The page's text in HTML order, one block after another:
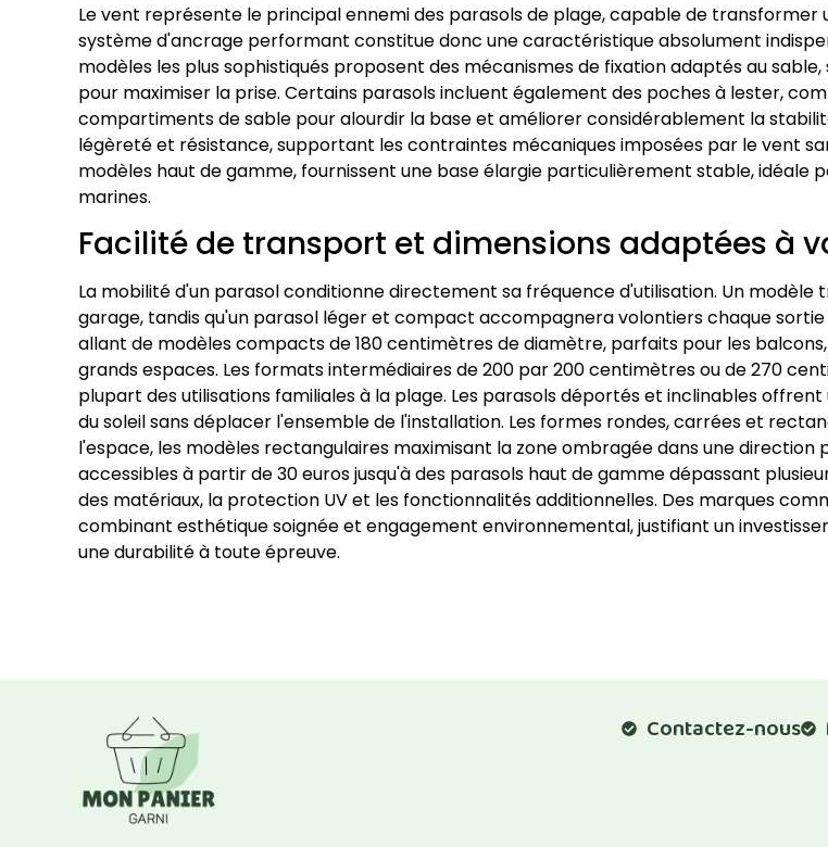
Le vent représente le principal ennemi des parasols de plage, capable de transformer
système d'ancrage performant constitue donc une caractéristique absolument
modèles les plus sophistiqués proposent des mécanismes de fixation adaptés au
pour maximiser la prise. Certains parasols incluent également des poches à lester,
compartiments de sable pour alourdir la base et améliorer considérablement la
légèreté et résistance, supportant les contraintes mécaniques imposées par le vent
modèles haut de gamme, fournissent une base élargie particulièrement stable, idéale
marines.
Facilité de transport et dimensions adaptées à
La mobilité d'un parasol conditionne directement sa fréquence d'utilisation. Un
garage, tandis qu'un parasol léger et compact accompagnera volontiers chaque
allant de modèles compacts de 180 centimètres de diamètre, parfaits pour les
grands espaces. Les formats intermédiaires de 200 par 200 centimètres ou de 270
plupart des utilisations familiales à la plage. Les parasols déportés et inclinables
du soleil sans déplacer l'ensemble de l'installation. Les formes rondes, carrées et
l'espace, les modèles rectangulaires maximisant la zone ombragée dans une
accessibles à partir de 30 euros jusqu'à des parasols haut de gamme dépassant
des matériaux, la protection UV et les fonctionnalités additionnelles. Des marques
combinant esthétique soignée et engagement environnemental, justifiant un
une durabilité à toute épreuve.
Contactez-nous